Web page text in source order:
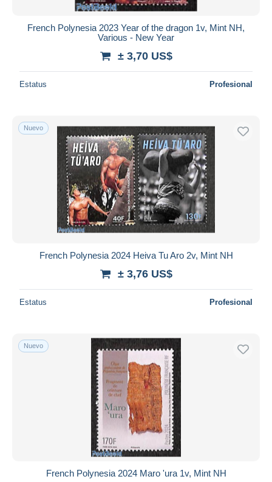
French Polynesia 2023 Year of the dragon 1v, Mint NH,
Various - New Year
± 3,70 US$
Estatus Profesional
Nuevo
French Polynesia 2024 Heiva Tu Aro 2v, Mint NH
± 3,76 US$
Estatus Profesional
Nuevo
French Polynesia 2024 Maro 'ura 1v, Mint NH